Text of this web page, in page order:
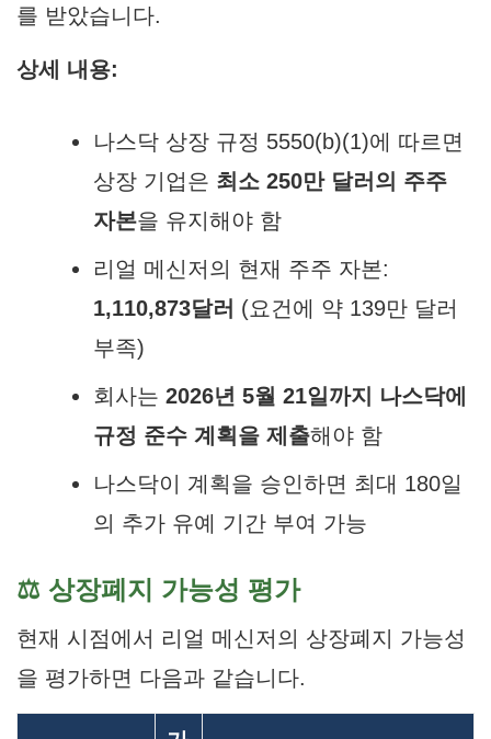
를 받았습니다.
상세 내용:
나스닥 상장 규정 5550(b)(1)에 따르면
상장 기업은 최소 250만 달러의 주주
자본을 유지해야 함
리얼 메신저의 현재 주주 자본:
1,110,873달러 (요건에 약 139만 달러
부족)
회사는 2026년 5월 21일까지 나스닥에
규정 준수 계획을 제출해야 함
나스닥이 계획을 승인하면 최대 180일
의 추가 유예 기간 부여 가능
⚖️ 상장폐지 가능성 평가
현재 시점에서 리얼 메신저의 상장폐지 가능성
을 평가하면 다음과 같습니다.